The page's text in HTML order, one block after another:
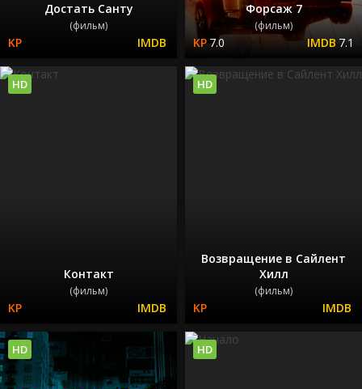
Достать Санту
(фильм)
Форсаж 7
(фильм)
7.0 7.1
Контакт
(фильм)
HD
Возвращение в Сайлент
Хилл
(фильм)
HD
HD HD